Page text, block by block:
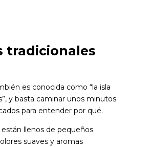
tradicionales
es conocida como “la isla
y basta caminar unos minutos
para entender por qué.
están llenos de pequeños
suaves y aromas